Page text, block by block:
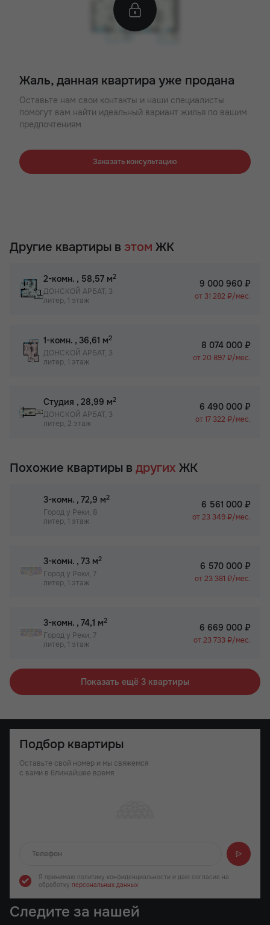
Жаль, данная квартира уже продана
Оставьте нам свои контакты и наши специалисты
помогут вам найти идеальный вариант жилья по вашим
предпочтениям
Заказать консультацию
Другие квартиры в этом ЖК
2-комн. , 58,57 м2
ДОНСКОЙ АРБАТ, 3
литер, 1 этаж
9 000 960 ₽
от 31 282 ₽/мес.
1-комн. , 36,61 м2
ДОНСКОЙ АРБАТ, 3
литер, 1 этаж
8 074 000 ₽
от 20 897 ₽/мес.
Студия , 28,99 м2
ДОНСКОЙ АРБАТ, 3
литер, 2 этаж
6 490 000 ₽
от 17 322 ₽/мес.
Похожие квартиры в других ЖК
3-комн. , 72,9 м2
Город у Реки, 8
литер, 1 этаж
6 561 000 ₽
от 23 349 ₽/мес.
3-комн. , 73 м2
Город у Реки, 7
литер, 1 этаж
6 570 000 ₽
от 23 381 ₽/мес.
3-комн. , 74,1 м2
Город у Реки, 7
литер, 1 этаж
6 669 000 ₽
от 23 733 ₽/мес.
Показать ещё 3 квартиры
Подбор квартиры
Оставьте свой номер и мы свяжемся
с вами в ближайшее время
Я принимаю политику конфиденциальности и даю согласие на
обработку персональных данных
Следите за нашей